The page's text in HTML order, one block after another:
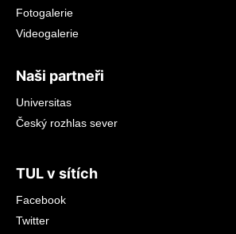
Fotogalerie
Videogalerie
Naši partneři
Universitas
Český rozhlas sever
TUL v sítích
Facebook
Twitter